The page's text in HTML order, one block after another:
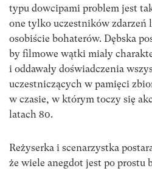
typu dowcipami problem jest
one tylko uczestników zdarzeń
osobiście bohaterów. Dębska
by filmowe wątki miały
i oddawały doświadczenia
uczestniczących w pamięci
w czasie, w którym toczy się
latach 80.
Reżyserka i scenarzystka
że wiele anegdot jest po prostu